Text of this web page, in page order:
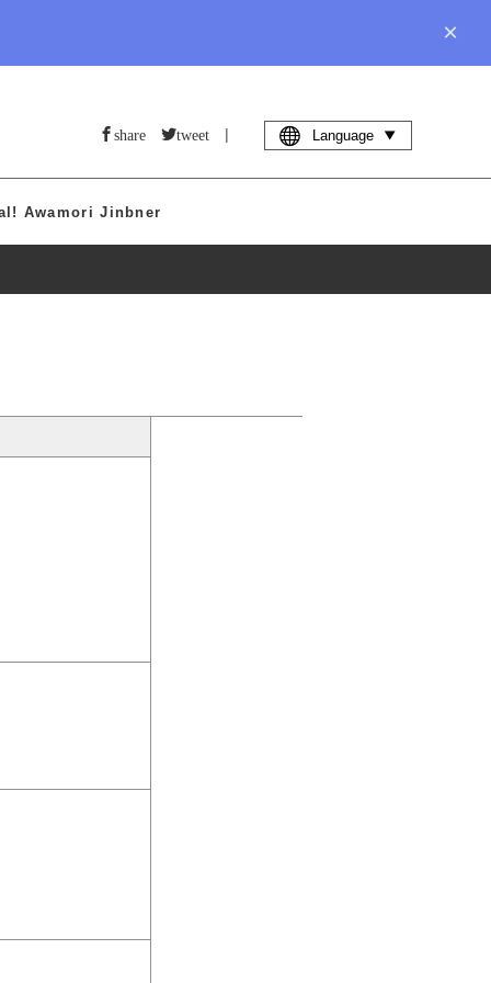
×
share tweet | Language
Awamori Jinbner